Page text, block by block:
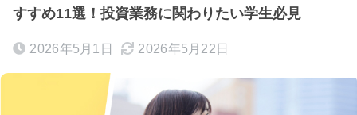
すすめ11選！投資業務に関わりたい学生必見
2026年5月1日 2026年5月22日